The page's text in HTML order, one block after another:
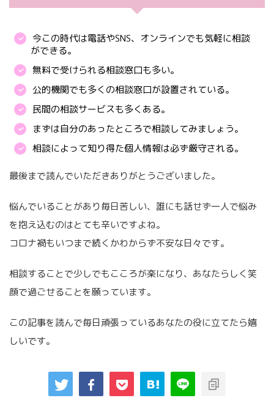
今この時代は電話やSNS、オンラインでも気軽に相談
ができる。
無料で受けられる相談窓口も多い。
公的機関でも多くの相談窓口が設置されている。
民間の相談サービスも多くある。
まずは自分のあったところで相談してみましょう。
相談によって知り得た個人情報は必ず厳守される。
最後まで読んでいただきありがとうございました。
悩んでいることがあり毎日苦しい、誰にも話せず一人で悩み
を抱え込むのはとても辛いですよね。
コロナ禍もいつまで続くかわからず不安な日々です。
相談することで少しでもこころが楽になり、あなたらしく笑
顔で過ごせることを願っています。
この記事を読んで毎日頑張っているあなたの役に立てたら嬉
しいです。